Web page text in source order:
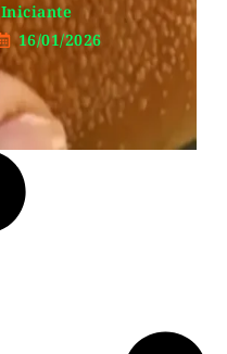
Iniciante
16/01/2026